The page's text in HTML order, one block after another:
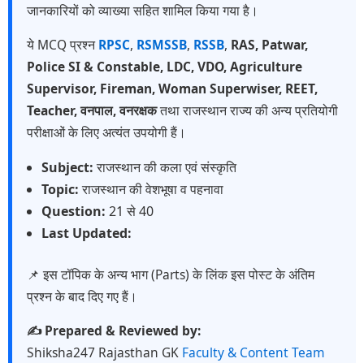
जानकारियों को व्याख्या सहित शामिल किया गया है।
ये MCQ प्रश्नRPSC, RSMSSB, RSSB, RAS, Patwar,
Police SI & Constable, LDC, VDO, Agriculture
Supervisor, Fireman, Woman Superwiser, REET,
Teacher, वनपाल, वनरक्षकतथा राजस्थान राज्य की अन्य प्रतियोगी
परीक्षाओं के लिए अत्यंत उपयोगी हैं।
Subject:राजस्थान की कला एवं संस्कृति
Topic:राजस्थान की वेशभूषा व पहनावा
Question: 21 से 40
Last Updated:
📌 इस टॉपिक के अन्य भाग (Parts) के लिंक इस पोस्ट के अंतिम
प्रश्न के बाद दिए गए हैं।
✍️ Prepared & Reviewed by:
Shiksha247 Rajasthan GK Faculty & Content Team